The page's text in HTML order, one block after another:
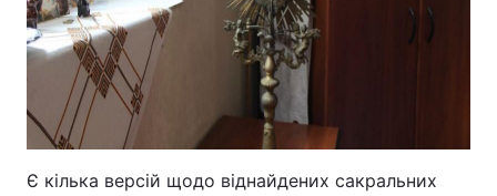
Реклама на сайті Фотобанк
Моніторинг Пресцентр
Є кілька версій щодо віднайдених сакральних